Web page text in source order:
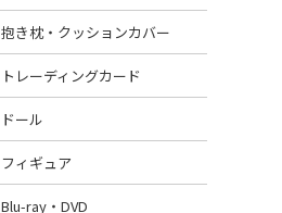
抱き枕・クッションカバー
トレーディングカード
ドール
フィギュア
Blu-ray・DVD